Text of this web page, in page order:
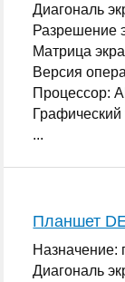
Диагональ
Разрешение
Матрица
Версия
Процессор:
Графический
...
Планшет
Назначение:
Диагональ